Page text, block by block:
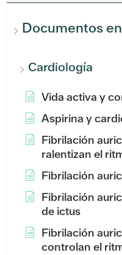
Documentos
Cardiología
Vida activa y
Aspirina y
Fibrilación
ralentizan el
Fibrilación
Fibrilación
de ictus
Fibrilación
controlan el